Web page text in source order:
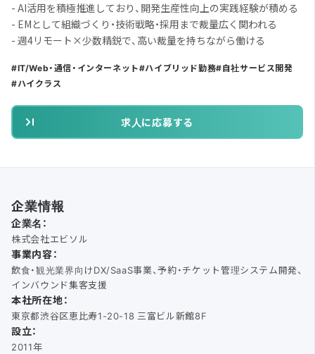
- AI活用を積極推進しており、開発生産性向上の実践経験が積める
- EMとして組織づくり・技術戦略・採用まで裁量広く関われる
- 週4リモート×少数精鋭で、高い裁量を持ちながら働ける
IT/Web・通信・インターネット ハイブリッド勤務 自社サービス開発
ハイクラス
求人に応募する
企業情報
企業名：
株式会社エビソル
事業内容：
飲食・観光業界向けDX/SaaS事業、予約・チケット管理システム開発、
インバウンド集客支援
本社所在地：
東京都渋谷区恵比寿1-20-18 三富ビル新館8F
設立：
2011年